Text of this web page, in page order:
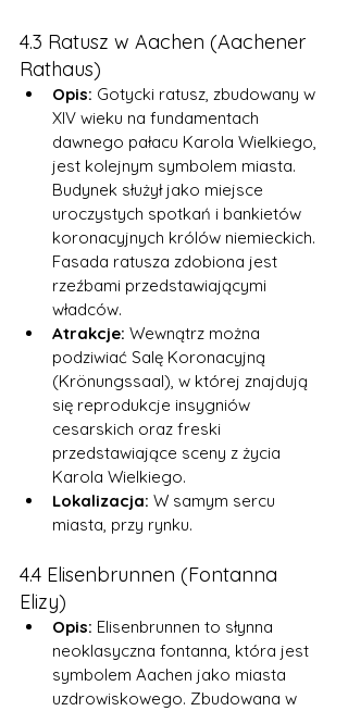
4.3 Ratusz w Aachen (Aachener
Rathaus)
Opis: Gotycki ratusz, zbudowany w
XIV wieku na fundamentach
dawnego pałacu Karola Wielkiego,
jest kolejnym symbolem miasta.
Budynek służył jako miejsce
uroczystych spotkań i bankietów
koronacyjnych królów niemieckich.
Fasada ratusza zdobiona jest
rzeźbami przedstawiającymi
władców.
Atrakcje: Wewnątrz można
podziwiać Salę Koronacyjną
(Krönungssaal), w której znajdują
się reprodukcje insygniów
cesarskich oraz freski
przedstawiające sceny z życia
Karola Wielkiego.
Lokalizacja: W samym sercu
miasta, przy rynku.
4.4 Elisenbrunnen (Fontanna
Elizy)
Opis: Elisenbrunnen to słynna
neoklasyczna fontanna, która jest
symbolem Aachen jako miasta
uzdrowiskowego. Zbudowana w